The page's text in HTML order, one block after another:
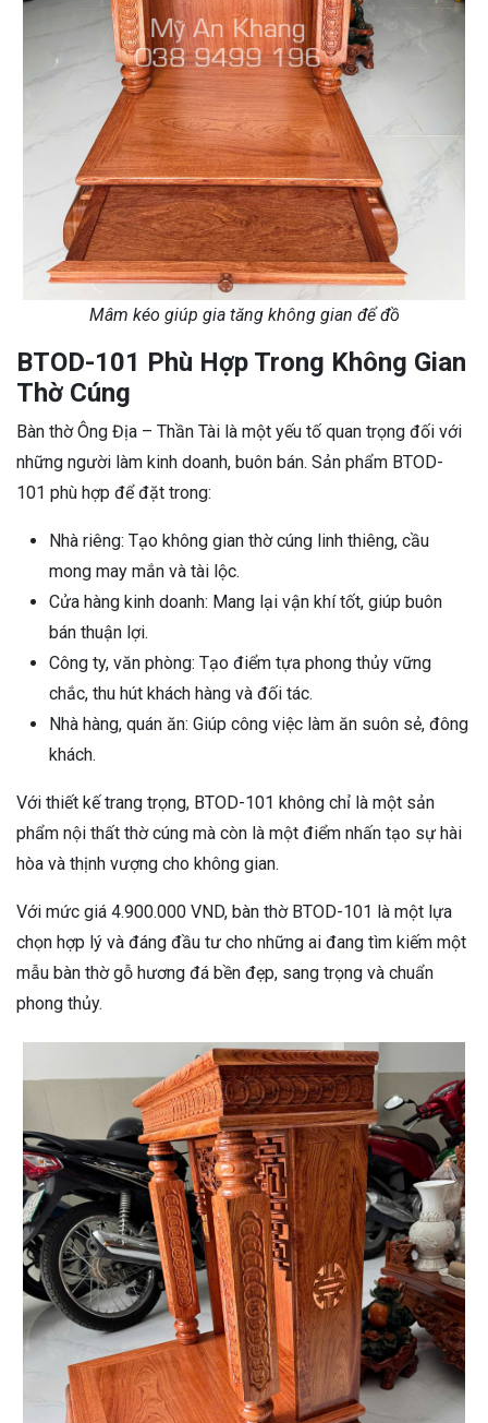
Mâm kéo giúp gia tăng không gian để đồ
BTOD-101 Phù Hợp Trong Không Gian
Thờ Cúng
Bàn thờ Ông Địa – Thần Tài là một yếu tố quan trọng đối với
những người làm kinh doanh, buôn bán. Sản phẩm BTOD-
101 phù hợp để đặt trong:
Nhà riêng: Tạo không gian thờ cúng linh thiêng, cầu
mong may mắn và tài lộc.
Cửa hàng kinh doanh: Mang lại vận khí tốt, giúp buôn
bán thuận lợi.
Công ty, văn phòng: Tạo điểm tựa phong thủy vững
chắc, thu hút khách hàng và đối tác.
Nhà hàng, quán ăn: Giúp công việc làm ăn suôn sẻ, đông
khách.
Với thiết kế trang trọng, BTOD-101 không chỉ là một sản
phẩm nội thất thờ cúng mà còn là một điểm nhấn tạo sự hài
hòa và thịnh vượng cho không gian.
Với mức giá 4.900.000 VND, bàn thờ BTOD-101 là một lựa
chọn hợp lý và đáng đầu tư cho những ai đang tìm kiếm một
mẫu bàn thờ gỗ hương đá bền đẹp, sang trọng và chuẩn
phong thủy.